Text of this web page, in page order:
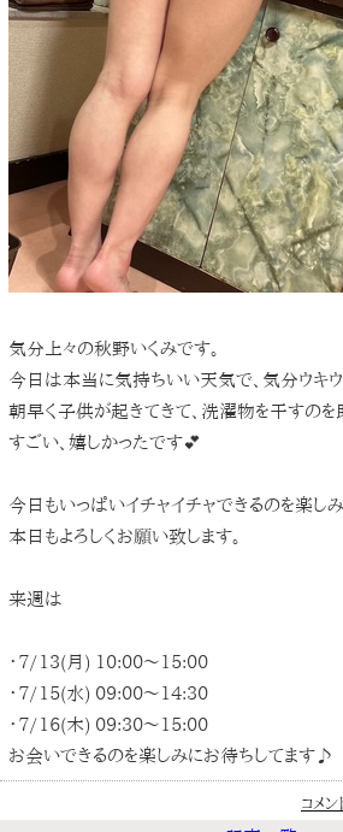
気分上々の秋野いくみです。
今日は本当に気持ちいい天気で、気分ウキウ
朝早く子供が起きてきて、洗濯物を干すのを
すごい、嬉しかったです💕
今日もいっぱいイチャイチャできるのを楽しみ
本日もよろしくお願い致します。
来週は
・7/13(月) 10:00〜15:00
・7/15(水) 09:00〜14:30
・7/16(木) 09:30〜15:00
お会いできるのを楽しみにお待ちしてます♪
コメン